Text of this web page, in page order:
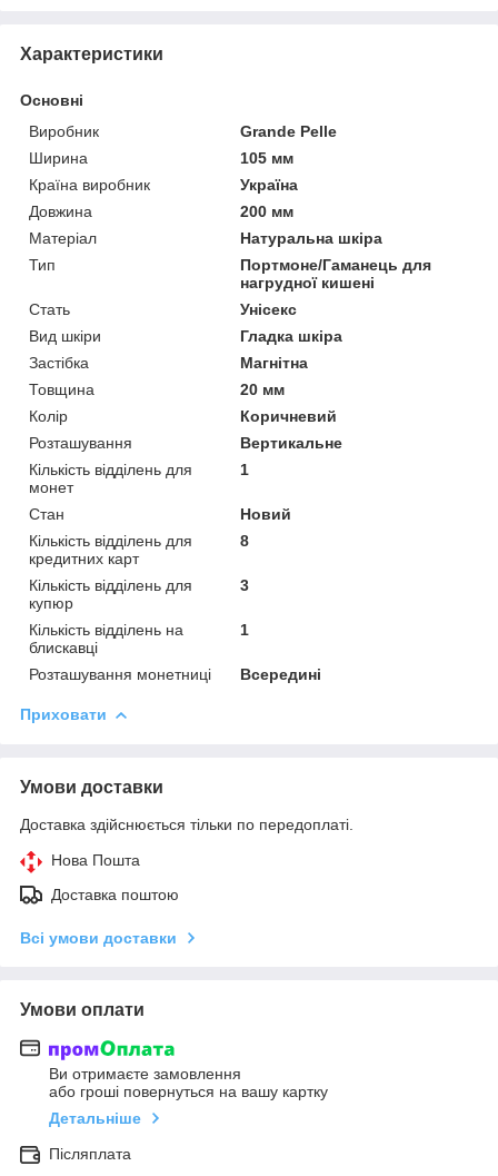
Характеристики
Основні
Виробник
Grande Pelle
Ширина
105 мм
Країна виробник
Україна
Довжина
200 мм
Матеріал
Натуральна шкіра
Тип
Портмоне/Гаманець для
нагрудної кишені
Стать
Унісекс
Вид шкіри
Гладка шкіра
Застібка
Магнітна
Товщина
20 мм
Колір
Коричневий
Розташування
Вертикальне
Кількість відділень для
монет
1
Стан
Новий
Кількість відділень для
кредитних карт
8
Кількість відділень для
купюр
3
Кількість відділень на
блискавці
1
Розташування монетниці Всередині
Приховати
Умови доставки
Доставка здійснюється тільки по передоплаті.
Нова Пошта
Доставка поштою
Всі умови доставки
Умови оплати
Ви отримаєте замовлення
або гроші повернуться на вашу картку
Детальніше
Післяплата